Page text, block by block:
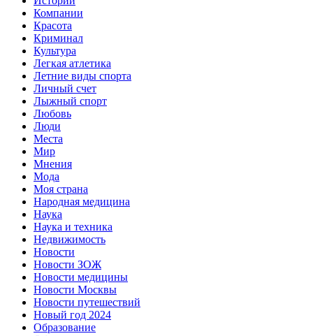
Компании
Красота
Криминал
Культура
Легкая атлетика
Летние виды спорта
Личный счет
Лыжный спорт
Любовь
Люди
Места
Мир
Мнения
Мода
Моя страна
Народная медицина
Наука
Наука и техника
Недвижимость
Новости
Новости ЗОЖ
Новости медицины
Новости Москвы
Новости путешествий
Новый год 2024
Образование